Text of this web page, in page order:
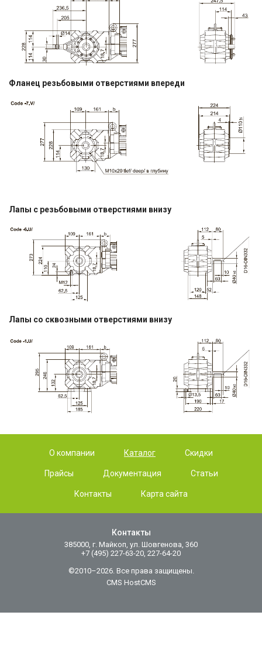
Фланец резьбовыми отверстиями впереди
Лапы с резьбовыми отверстиями внизу
Лапы со сквозными отверстиями внизу
О компании Каталог Скидки
Прайсы Документация Статьи
Контакты Карта сайта
Контакты
385000, г. Майкоп, ул. Шовгенова, 360
+7 (495) 227-63-20, 227-64-20
©2010–2026. Все права защищены.
CMS HostCMS